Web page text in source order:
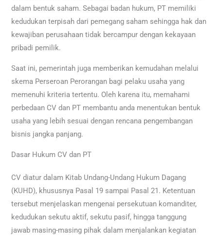
dalam bentuk saham. Sebagai badan hukum, PT memiliki
kedudukan terpisah dari pemegang saham sehingga hak dan
kewajiban perusahaan tidak bercampur dengan kekayaan
pribadi pemilik.
Saat ini, pemerintah juga memberikan kemudahan melalui
skema Perseroan Perorangan bagi pelaku usaha yang
memenuhi kriteria tertentu. Oleh karena itu, memahami
perbedaan CV dan PT membantu anda menentukan bentuk
usaha yang lebih sesuai dengan rencana pengembangan
bisnis jangka panjang.
Dasar Hukum CV dan PT
CV diatur dalam Kitab Undang-Undang Hukum Dagang
(KUHD), khususnya Pasal 19 sampai Pasal 21. Ketentuan
tersebut menjelaskan mengenai persekutuan komanditer,
kedudukan sekutu aktif, sekutu pasif, hingga tanggung
jawab masing-masing pihak dalam menjalankan kegiatan